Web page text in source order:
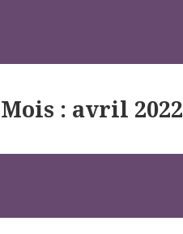
Mois : avril 2022